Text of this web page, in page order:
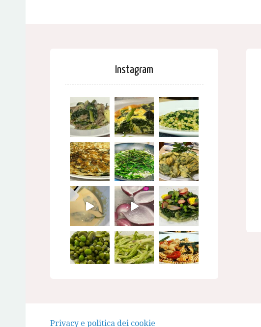
Instagram
Privacy e politica dei cookie